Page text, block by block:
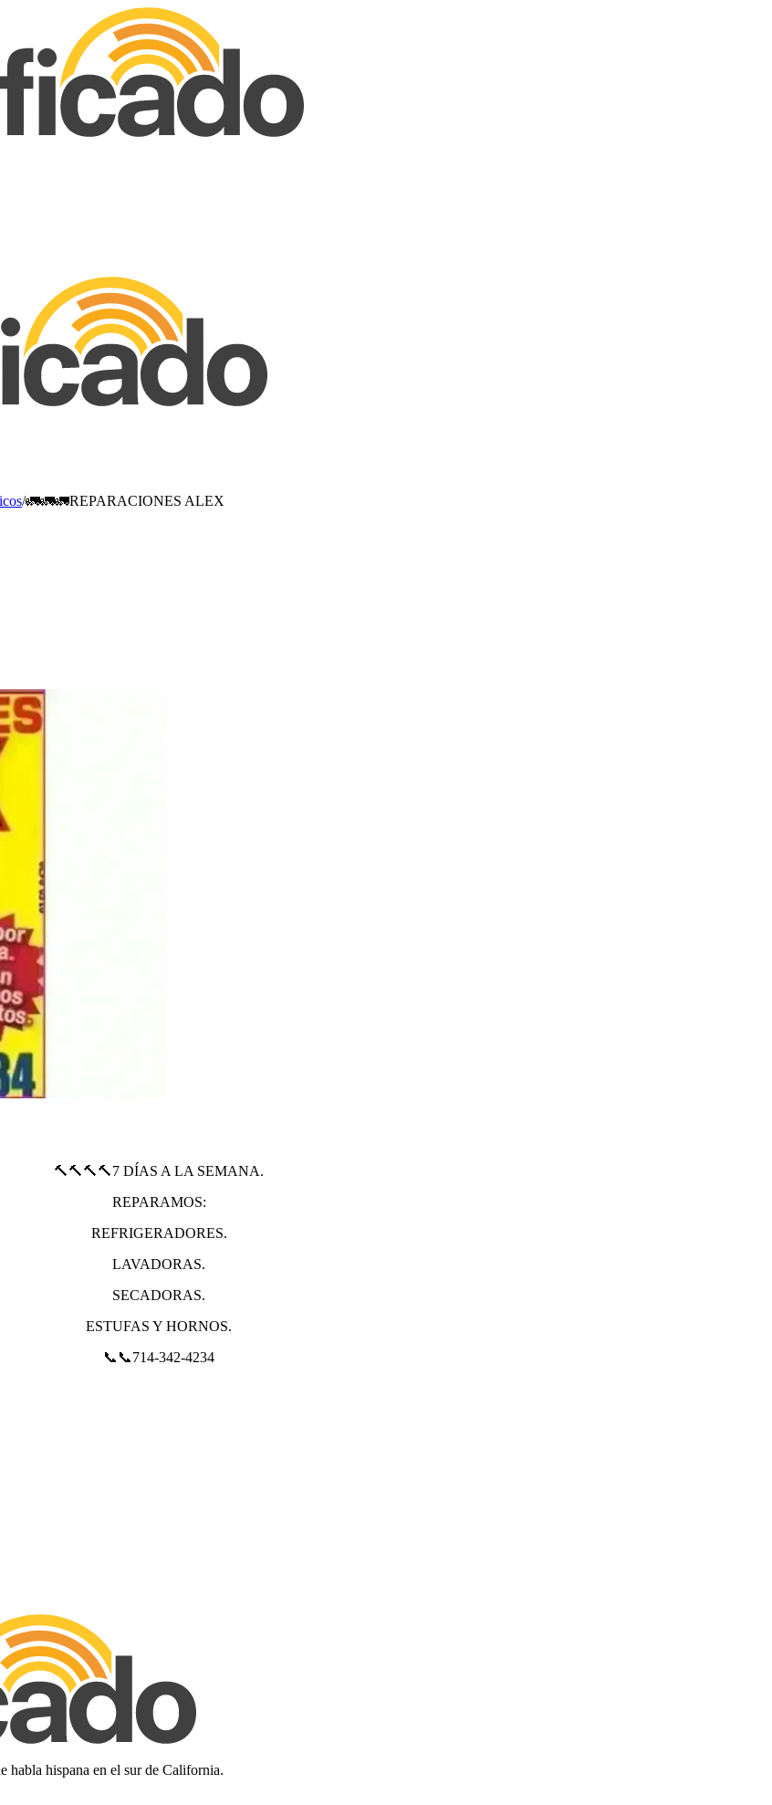
/🚛🚛🚛REPARACIONES ALEX
🔨🔨🔨🔨7 DÍAS A LA SEMANA.
REPARAMOS:
REFRIGERADORES.
LAVADORAS.
SECADORAS.
ESTUFAS Y HORNOS.
📞📞714-342-4234
habla hispana en el sur de California.